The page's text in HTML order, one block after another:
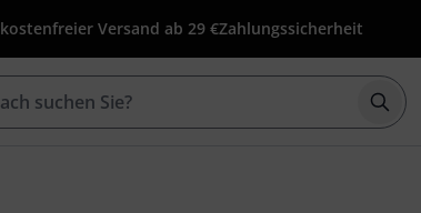
kostenfreier Versand ab 29 €Zahlungssicherheit